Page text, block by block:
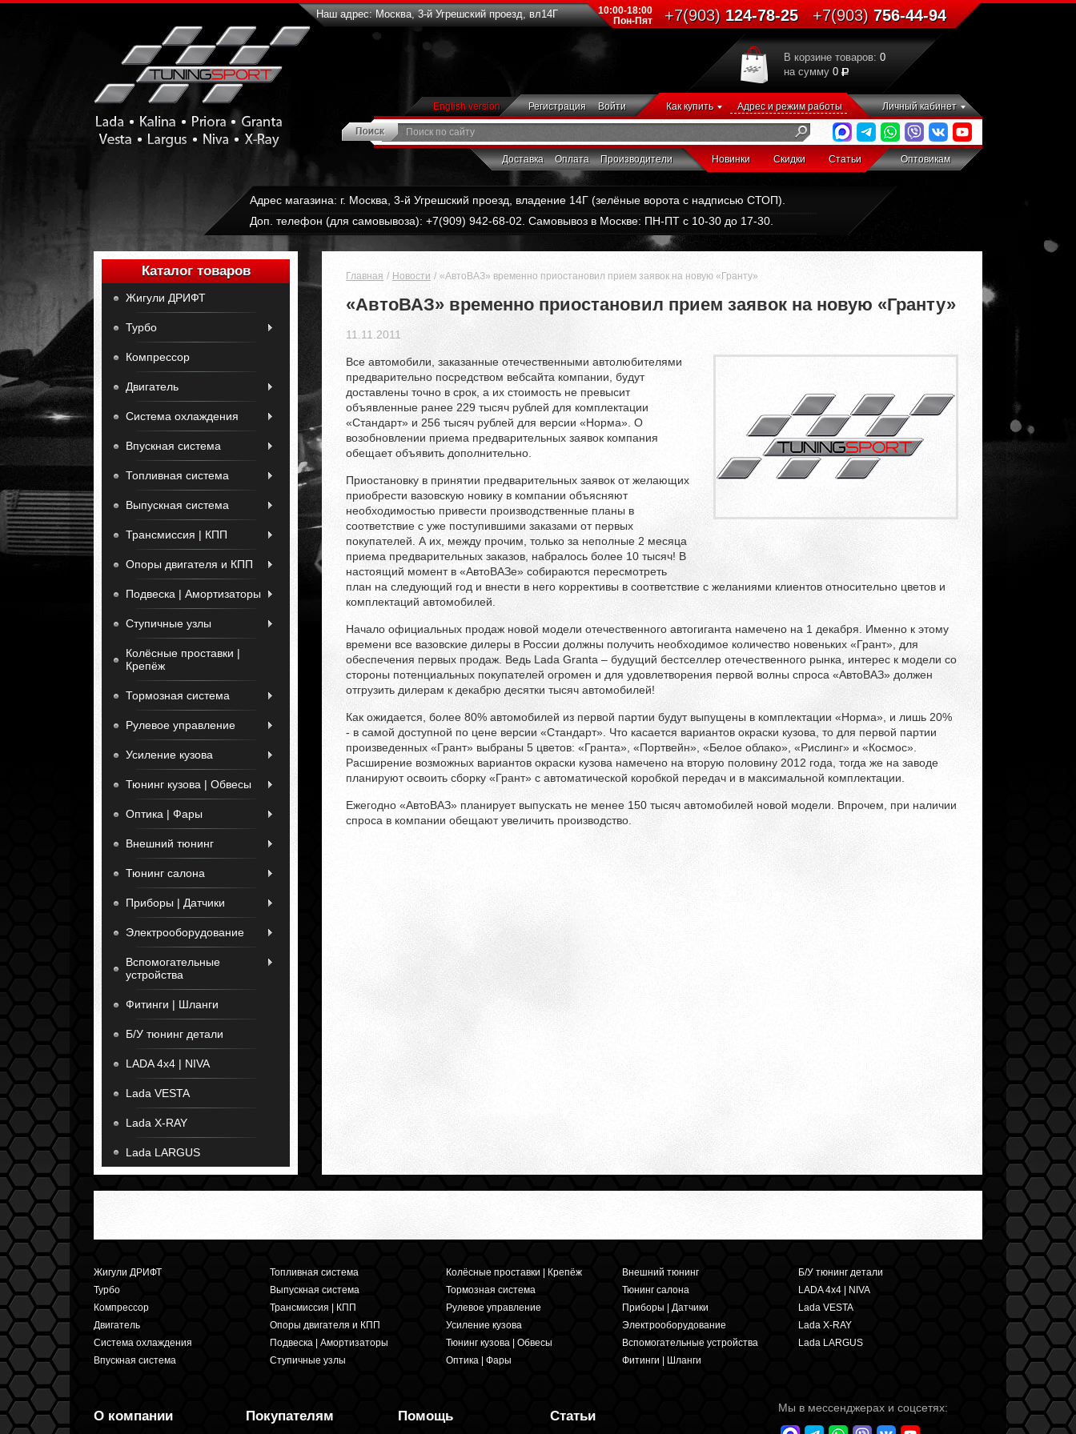
Наш адрес: Москва, 3-й Угрешский проезд, вл14Г
10:00-18:00
Пон-Пят
+7(903)124-78-25 +7(903)756-44-94
В корзине товаров: 0
на сумму 0
English version Регистрация Войти Как купить Адрес и режим работы Личный кабинет
Доставка Оплата Производители Новинки Скидки Статьи Оптовикам
Адрес магазина: г. Москва, 3-й Угрешский проезд, владение 14Г (зелёные ворота с надписью СТОП).
Доп. телефон (для самовывоза): +7(909) 942-68-02. Самовывоз в Москве: ПН-ПТ с 10-30 до 17-30.
Каталог товаров
Жигули ДРИФТ
Турбо
Компрессор
Двигатель
Система охлаждения
Впускная система
Топливная система
Выпускная система
Трансмиссия | КПП
Опоры двигателя и КПП
Подвеска | Амортизаторы
Ступичные узлы
Колёсные проставки |
Крепёж
Тормозная система
Рулевое управление
Усиление кузова
Тюнинг кузова | Обвесы
Оптика | Фары
Внешний тюнинг
Тюнинг салона
Приборы | Датчики
Электрооборудование
Вспомогательные
устройства
Фитинги | Шланги
Б/У тюнинг детали
LADA 4x4 | NIVA
Lada VESTA
Lada X-RAY
Lada LARGUS
Главная Новости «АвтоВАЗ» временно приостановил прием заявок на новую «Гранту»
«АвтоВАЗ» временно приостановил прием заявок на новую «Гранту»
11.11.2011
Все автомобили, заказанные отечественными автолюбителями
предварительно посредством вебсайта компании, будут
доставлены точно в срок, а их стоимость не превысит
объявленные ранее 229 тысяч рублей для комплектации
«Стандарт» и 256 тысяч рублей для версии «Норма». О
возобновлении приема предварительных заявок компания
обещает объявить дополнительно.
Приостановку в принятии предварительных заявок от желающих
приобрести вазовскую новику в компании объясняют
необходимостью привести производственные планы в
соответствие с уже поступившими заказами от первых
покупателей. А их, между прочим, только за неполные 2 месяца
приема предварительных заказов, набралось более 10 тысяч! В
настоящий момент в «АвтоВАЗе» собираются пересмотреть
план на следующий год и внести в него коррективы в соответствие с желаниями клиентов относительно цветов и
комплектаций автомобилей.
Начало официальных продаж новой модели отечественного автогиганта намечено на 1 декабря. Именно к этому
времени все вазовские дилеры в России должны получить необходимое количество новеньких «Грант», для
обеспечения первых продаж. Ведь Lada Granta – будущий бестселлер отечественного рынка, интерес к модели со
стороны потенциальных покупателей огромен и для удовлетворения первой волны спроса «АвтоВАЗ» должен
отгрузить дилерам к декабрю десятки тысяч автомобилей!
Как ожидается, более 80% автомобилей из первой партии будут выпущены в комплектации «Норма», и лишь 20%
- в самой доступной по цене версии «Стандарт». Что касается вариантов окраски кузова, то для первой партии
произведенных «Грант» выбраны 5 цветов: «Гранта», «Портвейн», «Белое облако», «Рислинг» и «Космос».
Расширение возможных вариантов окраски кузова намечено на вторую половину 2012 года, тогда же на заводе
планируют освоить сборку «Грант» с автоматической коробкой передач и в максимальной комплектации.
Ежегодно «АвтоВАЗ» планирует выпускать не менее 150 тысяч автомобилей новой модели. Впрочем, при наличии
спроса в компании обещают увеличить производство.
Жигули ДРИФТ
Турбо
Компрессор
Двигатель
Система охлаждения
Впускная система
Топливная система
Выпускная система
Трансмиссия | КПП
Опоры двигателя и КПП
Подвеска | Амортизаторы
Ступичные узлы
Колёсные проставки | Крепёж
Тормозная система
Рулевое управление
Усиление кузова
Тюнинг кузова | Обвесы
Оптика | Фары
Внешний тюнинг
Тюнинг салона
Приборы | Датчики
Электрооборудование
Вспомогательные устройства
Фитинги | Шланги
Б/У тюнинг детали
LADA 4x4 | NIVA
Lada VESTA
Lada X-RAY
Lada LARGUS
О компании Покупателям Помощь Статьи
Мы в мессенджерах и соцсетях: